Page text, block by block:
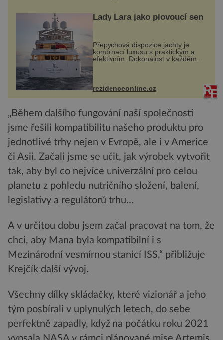
Lady Lara jako plovoucí sen
Přepychová dispozice jachty je
kombinací luxusu s praktickým a
efektivním. Dokonalost v každém
detailu představuje značka Fendi
Casa, kterou byly vybaveny její
paluby. Monacký přístav nabízí
každoročn...
rezidenceonline.cz
„Během dalšího fungování naší společnosti
jsme řešili kompatibilitu našeho produktu pro
jednotlivé trhy nejen v Evropě, ale i v Americe
či Asii. Začali jsme se učit, jak výrobek vytvořit
tak, aby byl co nejvíce univerzální pro celou
planetu z pohledu nutričního složení, balení,
legislativy a regulátorů trhu…
A v určitou dobu jsem začal pracovat na tom, že
chci, aby Mana byla kompatibilní i s
Mezinárodní vesmírnou stanicí ISS,“ přibližuje
Krejčík další vývoj.
Všechny dílky skládačky, které vizionář a jeho
tým posbírali v uplynulých letech, do sebe
perfektně zapadly, když na počátku roku 2021